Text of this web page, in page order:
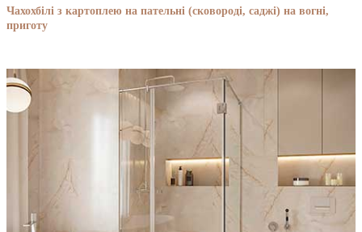
Чахохбілі з картоплею на пательні (сковороді, саджі) на вогні,
приготу